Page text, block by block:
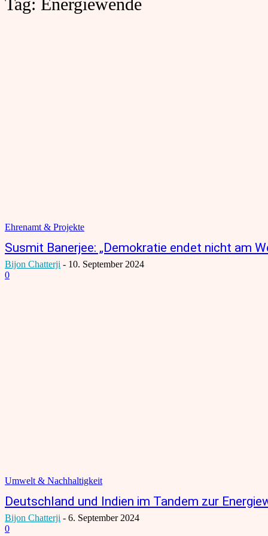
Ehrenamt & Projekte
Susmit Banerjee: „Demokratie endet nicht am
Bijon Chatterji - 10. September 2024
0
Umwelt & Nachhaltigkeit
Deutschland und Indien im Tandem zur
Bijon Chatterji - 6. September 2024
0